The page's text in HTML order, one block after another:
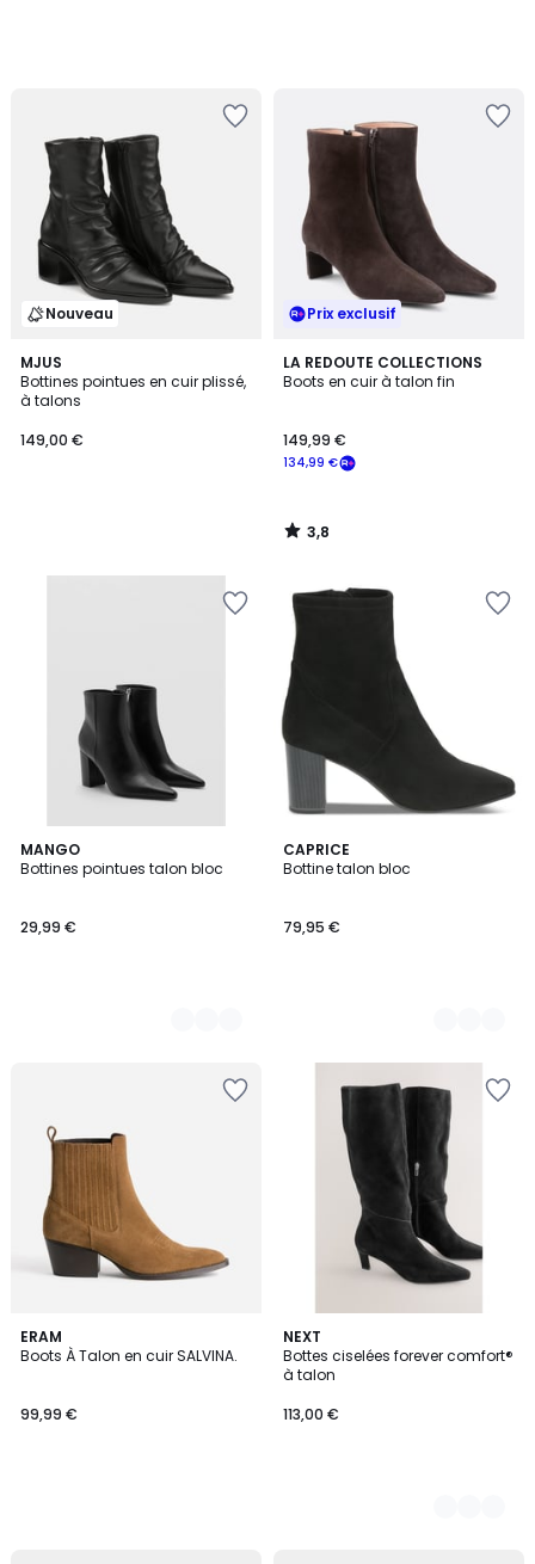
Nouveau
MJUS
Bottines pointues en cuir plissé,
à talons
149,00 €
Prix exclusif
LA REDOUTE COLLECTIONS
Boots en cuir à talon fin
134,99 €
149,99 €
3,8
/ 5
3,8
/
MANGO
Bottines pointues talon bloc
29,99 €
2
Couleurs
CAPRICE
Bottine talon bloc
79,95 €
3
Couleurs
ERAM
Boots À Talon en cuir SALVINA.
99,99 €
NEXT
Bottes ciselées forever comfort®
à talon
113,00 €
3
Couleurs